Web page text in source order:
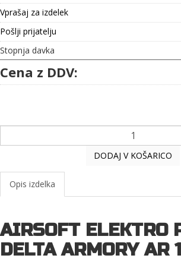
Vprašaj za izdelek
Pošlji prijatelju
Stopnja davka
Cena z DDV:
DODAJ V KOŠARICO
Opis izdelka
AIRSOFT ELEKTRO
DELTA ARMORY AR